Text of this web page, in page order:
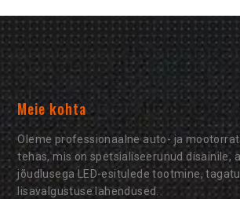
Meie kohta
Oleme professionaalne auto- ja
tehas, mis on spetsialiseerunud disainile,
jõudlusega LED-esitulede tootmine,
lisavalgustuse lahendused.